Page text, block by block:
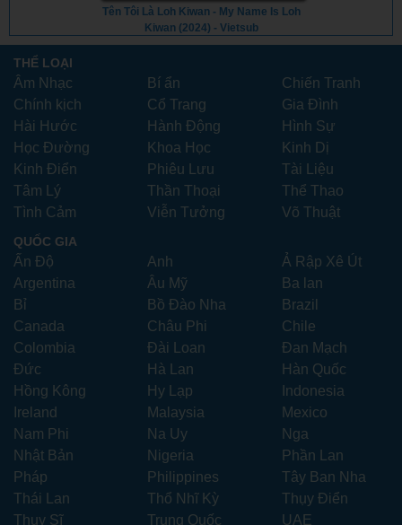
Tên Tôi Là Loh Kiwan - My Name Is Loh
Kiwan (2024) - Vietsub
THỂ LOẠI
Âm Nhạc Bí ẩn
Chiến Tranh
Chính kịch
Cổ Trang
Gia Đình
Hài Hước
Hành Động
Hình Sự
Học Đường
Khoa Học
Kinh Dị
Kinh Điển
Phiêu Lưu
Tài Liệu
Tâm Lý
Thần Thoại
Thể Thao
Tình Cảm
Viễn Tưởng Võ Thuật
QUỐC GIA
Ấn Độ Anh
Ả Rập Xê Út
Argentina
Âu Mỹ
Ba lan
Bỉ
Bồ Đào Nha
Brazil
Canada
Châu Phi
Chile
Colombia
Đài Loan
Đan Mạch
Đức
Hà Lan
Hàn Quốc
Hồng Kông
Hy Lạp
Indonesia
Ireland
Malaysia
Mexico
Nam Phi
Na Uy
Nga
Nhật Bản
Nigeria
Phần Lan
Pháp
Philippines
Tây Ban Nha
Thái Lan
Thổ Nhĩ Kỳ
Thụy Điển
Thụy Sĩ
Trung Quốc UAE